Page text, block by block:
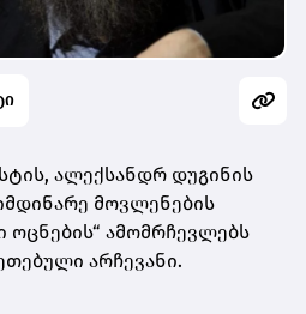
ალექსანდრ დუგინის
მოვლენების
ოცნების“ ამომრჩევლებს
არჩევანი.